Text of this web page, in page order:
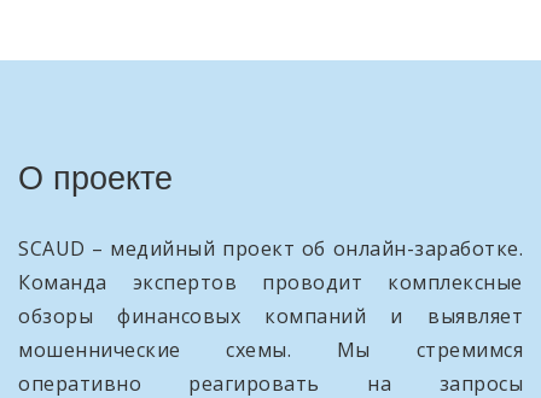
О проекте
SCAUD – медийный проект об онлайн-заработке.
Команда экспертов проводит комплексные
обзоры финансовых компаний и выявляет
мошеннические схемы. Мы стремимся
оперативно реагировать на запросы